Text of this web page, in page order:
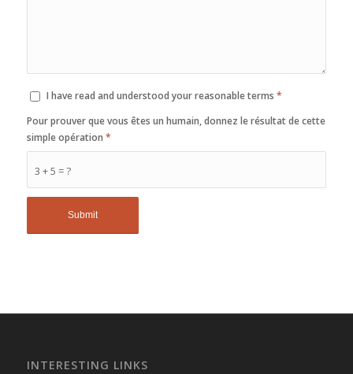
I have read and understood your reasonable terms *
3 + 5 = ?
Pour prouver que vous êtes un humain, donnez le résultat de cette
simple opération *
INTERESTING LINKS